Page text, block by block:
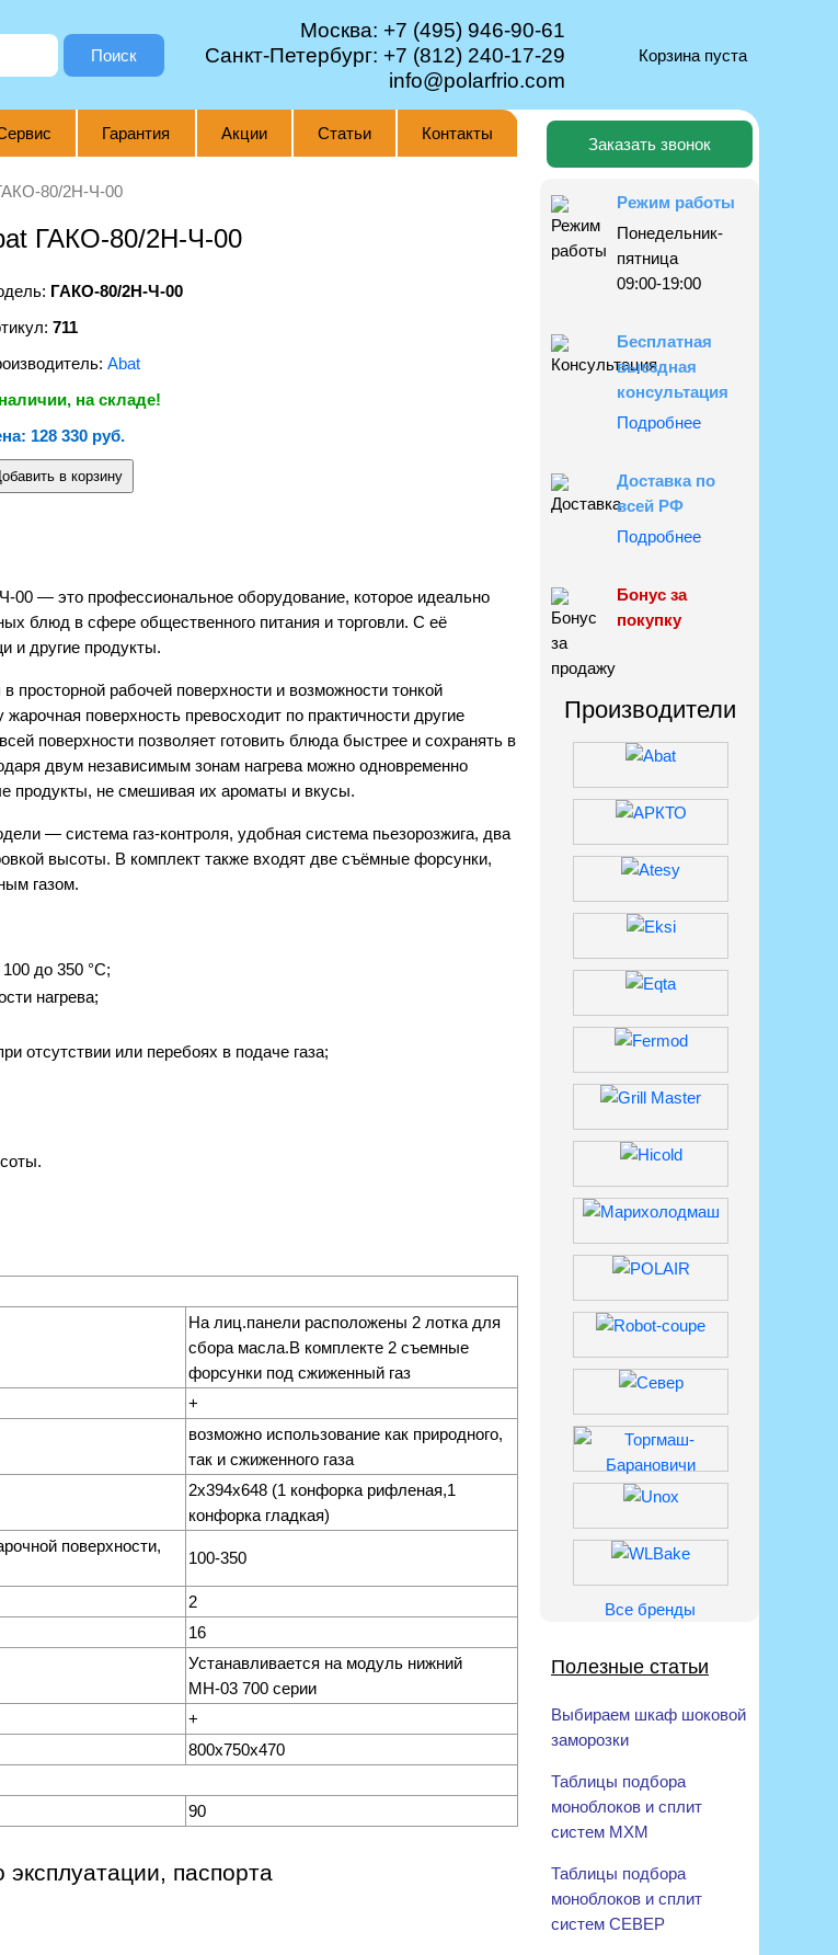
Поиск
Москва: +7 (495) 946-90-61
Санкт-Петербург: +7 (812) 240-17-29
info@polarfrio.com
Корзина пуста
Гарантия Акции Статьи Контакты
80/2Н-Ч-00
ГАКО-80/2Н-Ч-00
ГАКО-80/2Н-Ч-00
711
Abat
на складе!
128 330 руб.
— это профессиональное оборудование, которое идеально
блюд в сфере общественного питания и торговли. С её
и другие продукты.
просторной рабочей поверхности и возможности тонкой
поверхность превосходит по практичности другие
поверхности позволяет готовить блюда быстрее и сохранять в
двум независимым зонам нагрева можно одновременно
продукты, не смешивая их ароматы и вкусы.
— система газ-контроля, удобная система пьезорозжига, два
высоты. В комплект также входят две съёмные форсунки,
газом.
до 350 °С;
нагрева;
отсутствии или перебоях в подаче газа;
На лиц.панели расположены 2 лотка для
сбора масла.В комплекте 2 съемные
форсунки под сжиженный газ
+
возможно использование как природного,
так и сжиженного газа
2x394х648 (1 конфорка рифленая,1
конфорка гладкая)
поверхности,
100-350
2
16
Устанавливается на модуль нижний
МН-03 700 серии
+
800х750х470
90
эксплуатации, паспорта
Заказать звонок
Режим работы
Понедельник-
пятница
09:00-19:00
Бесплатная
выездная
консультация
Подробнее
Доставка по
всей РФ
Подробнее
Бонус за
покупку
Производители
Все бренды
Полезные статьи
Выбираем шкаф шоковой
заморозки
Таблицы подбора
моноблоков и сплит
систем МХМ
Таблицы подбора
моноблоков и сплит
систем СЕВЕР
Оформляя заказ, я выражаю своё согласие с
условиямиполитики конфиденциальности